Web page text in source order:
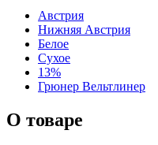
Австрия
Нижняя Австрия
Белое
Сухое
13%
Грюнер Вельтлинер
О товаре